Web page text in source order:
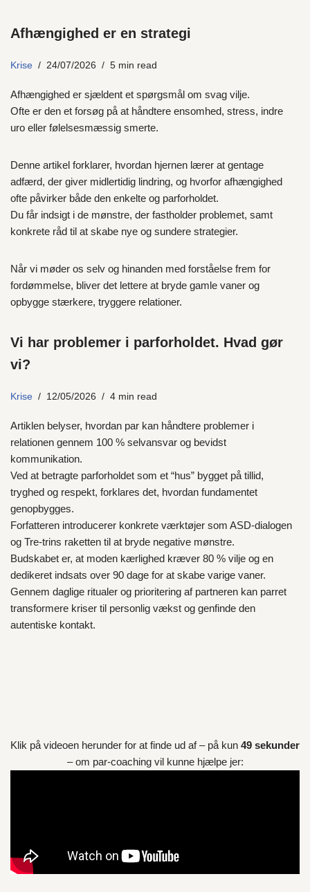
Afhængighed er en strategi
Krise 24/07/2026 5 min read
Afhængighed er sjældent et spørgsmål om svag vilje.
Ofte er den et forsøg på at håndtere ensomhed, stress, indre
uro eller følelsesmæssig smerte.
Denne artikel forklarer, hvordan hjernen lærer at gentage
adfærd, der giver midlertidig lindring, og hvorfor afhængighed
ofte påvirker både den enkelte og parforholdet.
Du får indsigt i de mønstre, der fastholder problemet, samt
konkrete råd til at skabe nye og sundere strategier.
Når vi møder os selv og hinanden med forståelse frem for
fordømmelse, bliver det lettere at bryde gamle vaner og
opbygge stærkere, tryggere relationer.
Vi har problemer i parforholdet. Hvad gør
vi?
Krise 12/05/2026 4 min read
Artiklen belyser, hvordan par kan håndtere problemer i
relationen gennem 100 % selvansvar og bevidst
kommunikation.
Ved at betragte parforholdet som et “hus” bygget på tillid,
tryghed og respekt, forklares det, hvordan fundamentet
genopbygges.
Forfatteren introducerer konkrete værktøjer som ASD-dialogen
og Tre-trins raketten til at bryde negative mønstre.
Budskabet er, at moden kærlighed kræver 80 % vilje og en
dedikeret indsats over 90 dage for at skabe varige vaner.
Gennem daglige ritualer og prioritering af partneren kan parret
transformere kriser til personlig vækst og genfinde den
autentiske kontakt.
Klik på videoen herunder for at finde ud af – på kun 49 sekunder
– om par-coaching vil kunne hjælpe jer: